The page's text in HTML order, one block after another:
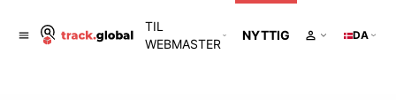
TIL
WEBMASTER
NYTTIG DA